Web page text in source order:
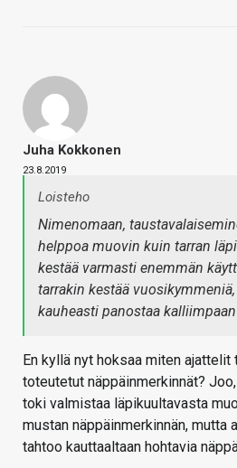
Juha Kokkonen
23.8.2019
Loisteho
Nimenomaan,
helppoa muovin kuin tarran
kestää varmasti enemmän
tarrakin kestää
kauheasti panostaa
En kyllä nyt hoksaa miten
toteutetut näppäinmerkinnät?
toki valmistaa läpikuultavasta
mustan näppäinmerkinnän, mutta
tahtoo kauttaaltaan hohtavia